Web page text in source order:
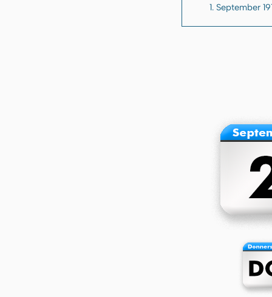
1. September